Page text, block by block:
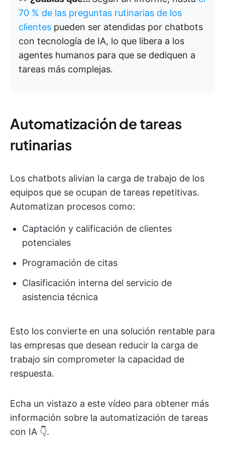
70 % de las preguntas rutinarias de los
clientes pueden ser atendidas por chatbots
con tecnología de IA, lo que libera a los
agentes humanos para que se dediquen a
tareas más complejas.
Automatización de tareas
rutinarias
Los chatbots alivian la carga de trabajo de los
equipos que se ocupan de tareas repetitivas.
Automatizan procesos como:
Captación y calificación de clientes
potenciales
Programación de citas
Clasificación interna del servicio de
asistencia técnica
Esto los convierte en una solución rentable para
las empresas que desean reducir la carga de
trabajo sin comprometer la capacidad de
respuesta.
Echa un vistazo a este vídeo para obtener más
información sobre la automatización de tareas
con IA 👇.